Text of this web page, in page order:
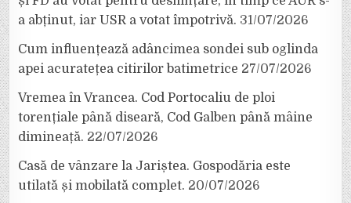
a abținut, iar USR a votat împotrivă. 31/07/2026
Cum influențează adâncimea sondei sub oglinda
apei acuratețea citirilor batimetrice 27/07/2026
Vremea în Vrancea. Cod Portocaliu de ploi
torențiale până diseară, Cod Galben până mâine
dimineață. 22/07/2026
Casă de vânzare la Jariștea. Gospodăria este
utilată și mobilată complet. 20/07/2026